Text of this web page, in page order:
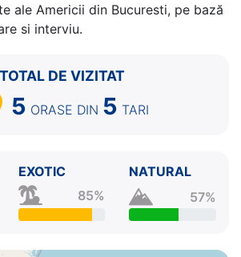
ale Americii din Bucuresti, pe bază
si interviu.
TOTAL DE VIZITAT
5 ORASE DIN 5 TARI
EXOTIC
85%
NATURAL
57%